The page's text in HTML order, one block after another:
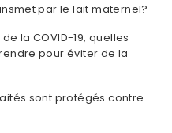
par le lait maternel?
la COVID-19, quelles
pour éviter de la
sont protégés contre